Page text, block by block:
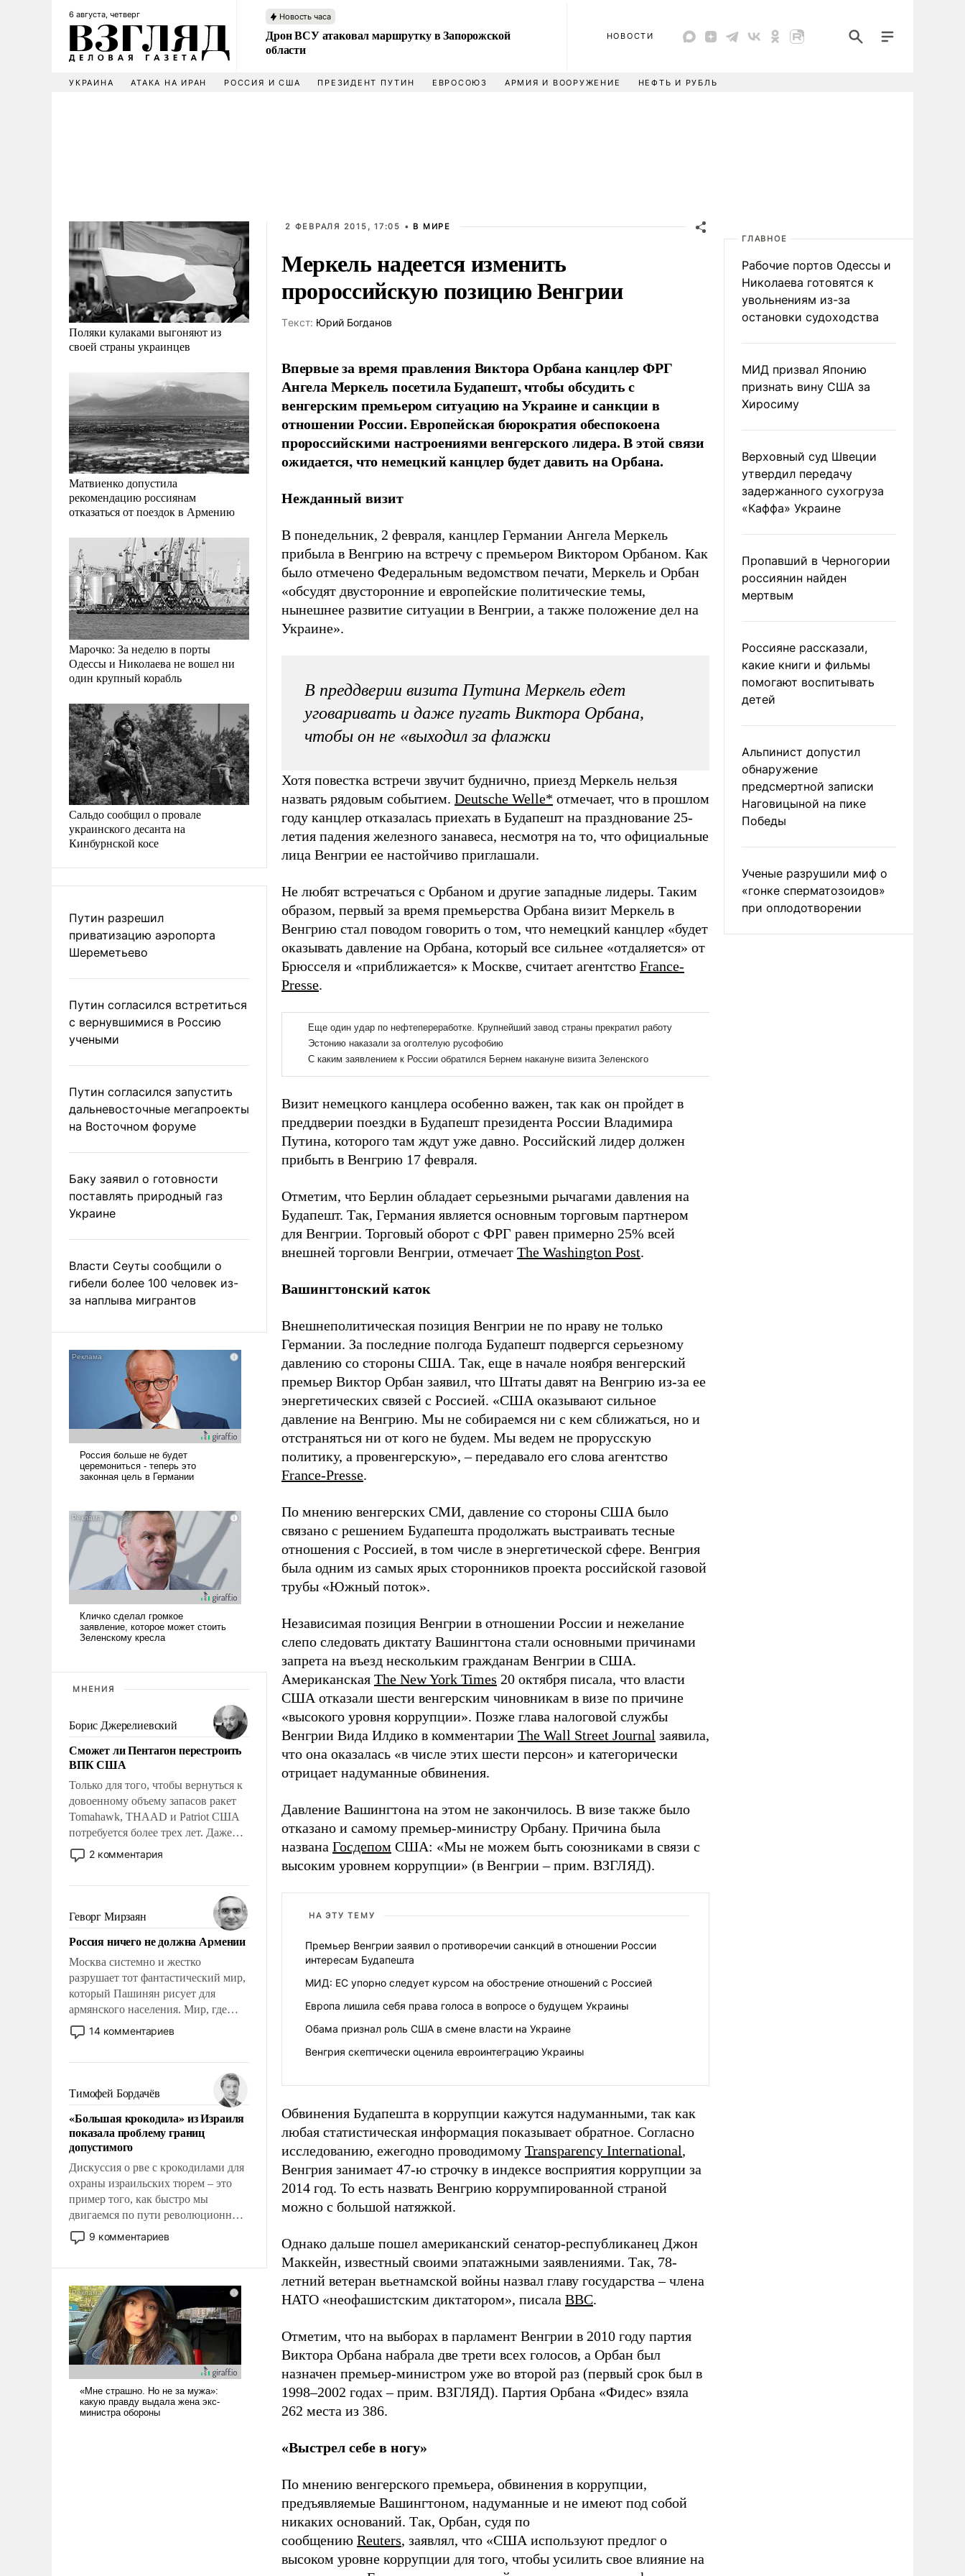
6 августа, четверг Новость часа
Дрон ВСУ атаковал маршрутку в Запорожской
области
НОВОСТИ
УКРАИНА АТАКА НА ИРАН РОССИЯ И США ПРЕЗИДЕНТ ПУТИН ЕВРОСОЮЗ АРМИЯ И ВООРУЖЕНИЕ НЕФТЬ И РУБЛЬ
Поляки кулаками выгоняют из
своей страны украинцев
Матвиенко допустила
рекомендацию россиянам
отказаться от поездок в Армению
Марочко: За неделю в порты
Одессы и Николаева не вошел ни
один крупный корабль
Сальдо сообщил о провале
украинского десанта на
Кинбурнской косе
Путин разрешил
приватизацию аэропорта
Шереметьево
Путин согласился встретиться
с вернувшимися в Россию
учеными
Путин согласился запустить
дальневосточные мегапроекты
на Восточном форуме
Баку заявил о готовности
поставлять природный газ
Украине
Власти Сеуты сообщили о
гибели более 100 человек из-
за наплыва мигрантов
МНЕНИЯ
Борис Джерелиевский
Сможет ли Пентагон перестроить
ВПК США
Только для того, чтобы вернуться к
довоенному объему запасов ракет
Tomahawk, THAAD и Patriot США
потребуется более трех лет. Даже
небольшая война с Ираном
опустошила американские
уязвимости США, например, перед
Китаем.
2 комментария
Геворг Мирзаян
Россия ничего не должна Армении
Москва системно и жестко
разрушает тот фантастический мир,
который Пашинян рисует для
армянского населения. Мир, где
политические прожекты будут
безусловно оплачиваться за счет
где Еревану за свои поступки не
нужно отвечать.
14 комментариев
Тимофей Бордачёв
«Большая крокодила» из Израиля
показала проблему границ
допустимого
Дискуссия о рве с крокодилами для
охраны израильских тюрем – это
пример того, как быстро мы
двигаемся по пути революционных
изменений. То, что несколько лет
назад было образом для
9 комментариев
2 ФЕВРАЛЯ 2015, 17:05 • В МИРЕ
Меркель надеется изменить
пророссийскую позицию Венгрии
Tекст: Юрий Богданов
Впервые за время правления Виктора Орбана канцлер ФРГ
Ангела Меркель посетила Будапешт, чтобы обсудить с
венгерским премьером ситуацию на Украине и санкции в
отношении России. Европейская бюрократия обеспокоена
пророссийскими настроениями венгерского лидера. В этой связи
ожидается, что немецкий канцлер будет давить на Орбана.
Нежданный визит
В понедельник, 2 февраля, канцлер Германии Ангела Меркель
прибыла в Венгрию на встречу с премьером Виктором Орбаном. Как
было отмечено Федеральным ведомством печати, Меркель и Орбан
«обсудят двусторонние и европейские политические темы,
нынешнее развитие ситуации в Венгрии, а также положение дел на
Украине».
В преддверии визита Путина Меркель едет
уговаривать и даже пугать Виктора Орбана,
чтобы он не «выходил за флажки
Хотя повестка встречи звучит буднично, приезд Меркель нельзя
назвать рядовым событием. Deutsche Welle* отмечает, что в прошлом
году канцлер отказалась приехать в Будапешт на празднование 25-
летия падения железного занавеса, несмотря на то, что официальные
лица Венгрии ее настойчиво приглашали.
Не любят встречаться с Орбаном и другие западные лидеры. Таким
образом, первый за время премьерства Орбана визит Меркель в
Венгрию стал поводом говорить о том, что немецкий канцлер «будет
оказывать давление на Орбана, который все сильнее «отдаляется» от
Брюсселя и «приближается» к Москве, считает агентство France-
Presse.
Визит немецкого канцлера особенно важен, так как он пройдет в
преддверии поездки в Будапешт президента России Владимира
Путина, которого там ждут уже давно. Российский лидер должен
прибыть в Венгрию 17 февраля.
Отметим, что Берлин обладает серьезными рычагами давления на
Будапешт. Так, Германия является основным торговым партнером
для Венгрии. Торговый оборот с ФРГ равен примерно 25% всей
внешней торговли Венгрии, отмечает The Washington Post.
Вашингтонский каток
Внешнеполитическая позиция Венгрии не по нраву не только
Германии. За последние полгода Будапешт подвергся серьезному
давлению со стороны США. Так, еще в начале ноября венгерский
премьер Виктор Орбан заявил, что Штаты давят на Венгрию из-за ее
энергетических связей с Россией. «США оказывают сильное
давление на Венгрию. Мы не собираемся ни с кем сближаться, но и
отстраняться ни от кого не будем. Мы ведем не прорусскую
политику, а провенгерскую», – передавало его слова агентство
France-Presse.
По мнению венгерских СМИ, давление со стороны США было
связано с решением Будапешта продолжать выстраивать тесные
отношения с Россией, в том числе в энергетической сфере. Венгрия
была одним из самых ярых сторонников проекта российской газовой
трубы «Южный поток».
Независимая позиция Венгрии в отношении России и нежелание
слепо следовать диктату Вашингтона стали основными причинами
запрета на въезд нескольким гражданам Венгрии в США.
Американская The New York Times 20 октября писала, что власти
США отказали шести венгерским чиновникам в визе по причине
«высокого уровня коррупции». Позже глава налоговой службы
Венгрии Вида Илдико в комментарии The Wall Street Journal заявила,
что она оказалась «в числе этих шести персон» и категорически
отрицает надуманные обвинения.
Давление Вашингтона на этом не закончилось. В визе также было
отказано и самому премьер-министру Орбану. Причина была
названа Госдепом США: «Мы не можем быть союзниками в связи с
высоким уровнем коррупции» (в Венгрии – прим. ВЗГЛЯД).
НА ЭТУ ТЕМУ
Премьер Венгрии заявил о противоречии санкций в отношении России
интересам Будапешта
МИД: ЕС упорно следует курсом на обострение отношений с Россией
Европа лишила себя права голоса в вопросе о будущем Украины
Обама признал роль США в смене власти на Украине
Венгрия скептически оценила евроинтеграцию Украины
Обвинения Будапешта в коррупции кажутся надуманными, так как
любая статистическая информация показывает обратное. Согласно
исследованию, ежегодно проводимому Transparency International,
Венгрия занимает 47-ю строчку в индексе восприятия коррупции за
2014 год. То есть назвать Венгрию коррумпированной страной
можно с большой натяжкой.
Однако дальше пошел американский сенатор-республиканец Джон
Маккейн, известный своими эпатажными заявлениями. Так, 78-
летний ветеран вьетнамской войны назвал главу государства – члена
НАТО «неофашистским диктатором», писала BBC.
Отметим, что на выборах в парламент Венгрии в 2010 году партия
Виктора Орбана набрала две трети всех голосов, а Орбан был
назначен премьер-министром уже во второй раз (первый срок был в
1998–2002 годах – прим. ВЗГЛЯД). Партия Орбана «Фидес» взяла
262 места из 386.
«Выстрел себе в ногу»
По мнению венгерского премьера, обвинения в коррупции,
предъявляемые Вашингтоном, надуманные и не имеют под собой
никаких оснований. Так, Орбан, судя по
сообщению Reuters, заявлял, что «США используют предлог о
высоком уровне коррупции для того, чтобы усилить свое влияние на
ГЛАВНОЕ
Рабочие портов Одессы и
Николаева готовятся к
увольнениям из-за
остановки судоходства
МИД призвал Японию
признать вину США за
Хиросиму
Верховный суд Швеции
утвердил передачу
задержанного сухогруза
«Каффа» Украине
Пропавший в Черногории
россиянин найден
мертвым
Россияне рассказали,
какие книги и фильмы
помогают воспитывать
детей
Альпинист допустил
обнаружение
предсмертной записки
Наговицыной на пике
Победы
Ученые разрушили миф о
«гонке сперматозоидов»
при оплодотворении